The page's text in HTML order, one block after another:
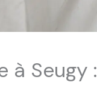
à Seugy :